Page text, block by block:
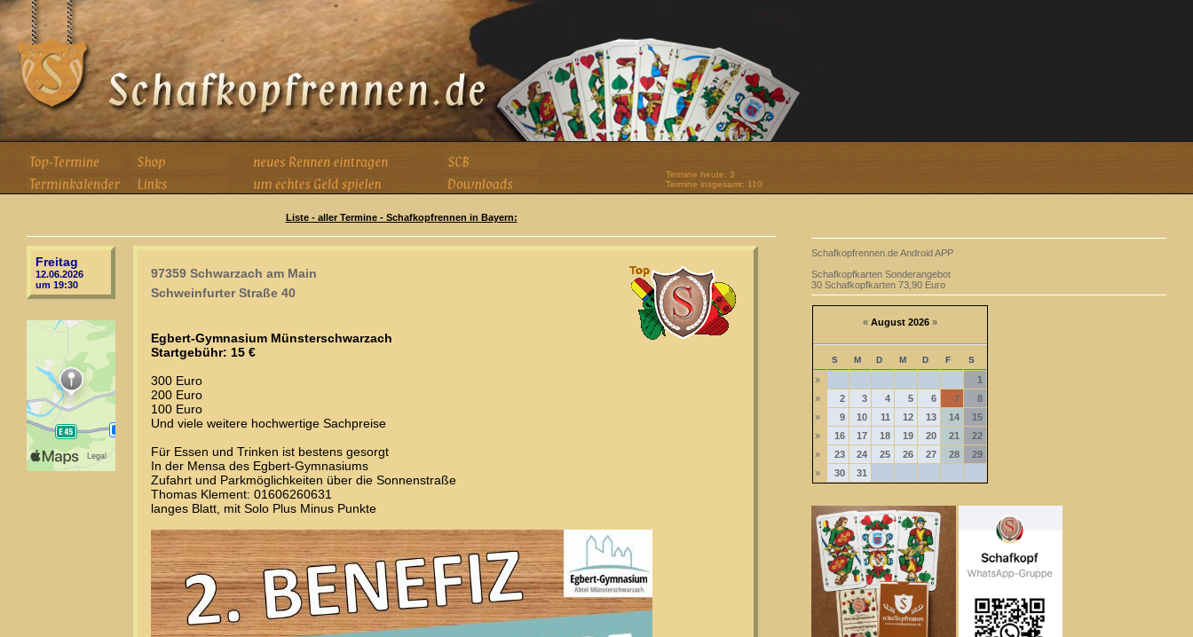
Termine heute: 3
Termine insgesamt: 110
Liste - aller Termine - Schafkopfrennen in Bayern:
Freitag
12.06.2026
um 19:30
97359 Schwarzach am Main
Schweinfurter Straße 40
Egbert-Gymnasium Münsterschwarzach
Startgebühr: 15 €
300 Euro
200 Euro
100 Euro
Und viele weitere hochwertige Sachpreise
Für Essen und Trinken ist bestens gesorgt
In der Mensa des Egbert-Gymnasiums
Zufahrt und Parkmöglichkeiten über die Sonnenstraße
Thomas Klement: 01606260631
langes Blatt, mit Solo Plus Minus Punkte
Schafkopfrennen.de Android APP
Schafkopfkarten Sonderangebot
30 Schafkopfkarten 73,90 Euro
« August 2026 »
S M D M D F S
»
1
»
2 3 4 5 6 7
8
»
9 10 11 12 13 14
15
»
16 17 18 19 20 21
22
»
23 24 25 26 27 28
29
»
30 31